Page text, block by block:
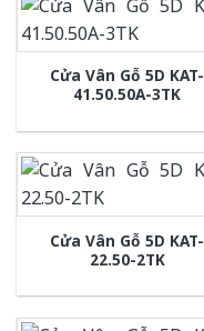
Cửa Vân Gỗ 5D KAT-
41.50.50A-3TK
Cửa Vân Gỗ 5D KAT-
22.50-2TK